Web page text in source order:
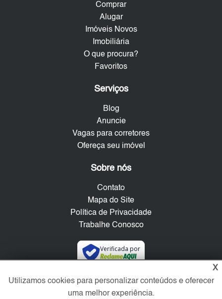
Comprar
Alugar
Imóveis Novos
Imobiliária
O que procura?
Favoritos
Serviços
Blog
Anuncie
Vagas para corretores
Ofereça seu imóvel
Sobre nós
Contato
Mapa do Site
Política de Privacidade
Trabalhe Conosco
Verificada por
Redes Sociais
X
Utilizamos cookies para personalizar conteúdos e oferecer
uma melhor experiência.